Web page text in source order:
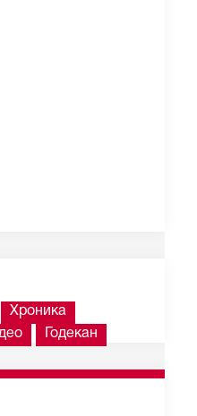
Хроника
Годекан